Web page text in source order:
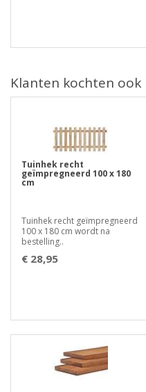
Klanten kochten ook
Tuinhek recht
geïmpregneerd 100 x 180
cm
Tuinhek recht geïmpregneerd
100 x 180 cm wordt na
bestelling..
€ 28,95